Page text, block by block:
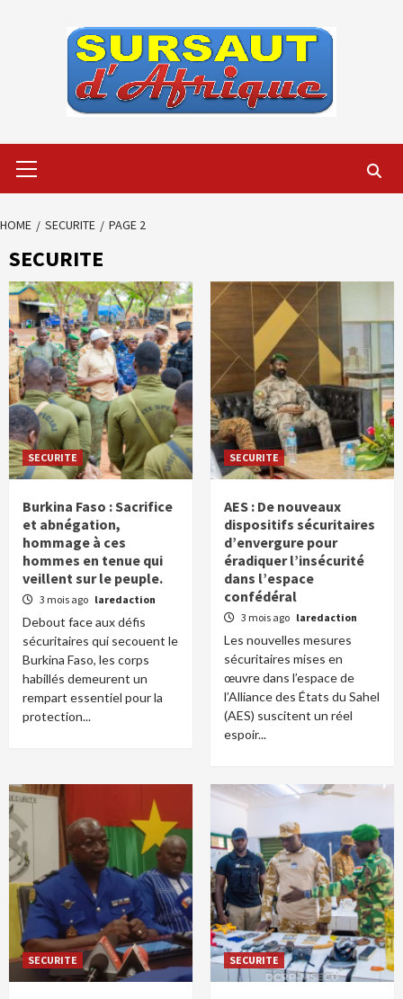
Menu
HOME SECURITE PAGE 2
SECURITE
SECURITE
Burkina Faso : Sacrifice
et abnégation,
hommage à ces
hommes en tenue qui
veillent sur le peuple.
3 mois ago laredaction
Debout face aux défis
sécuritaires qui secouent le
Burkina Faso, les corps
habillés demeurent un
rempart essentiel pour la
protection...
SECURITE
AES : De nouveaux
dispositifs sécuritaires
d’envergure pour
éradiquer l’insécurité
dans l’espace
confédéral
3 mois ago laredaction
Les nouvelles mesures
sécuritaires mises en
œuvre dans l’espace de
l’Alliance des États du Sahel
(AES) suscitent un réel
espoir...
SECURITE SECURITE